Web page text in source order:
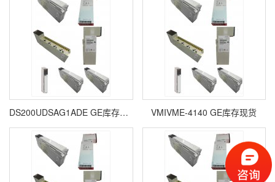
DS200UDSAG1ADE GE库存现货 VMIVME-4140 GE库存现货